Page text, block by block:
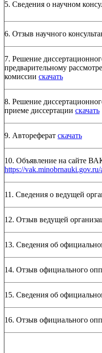
5. Сведения о научном
6. Отзыв научного
7. Решение
предварительному
комиссии скачать
8. Решение
приеме диссертации скачать
9. Автореферат скачать
10. Объявление на сайте
https://
11. Сведения о ведущей
12. Отзыв ведущей
13. Сведения об
14. Отзыв официального
15. Сведения об
16. Отзыв официального